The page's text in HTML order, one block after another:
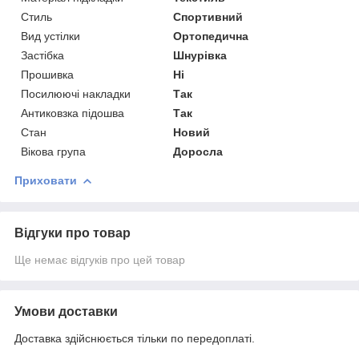
Стиль
Спортивний
Вид устілки
Ортопедична
Застібка
Шнурівка
Прошивка
Ні
Посилюючі накладки
Так
Антиковзка підошва
Так
Стан
Новий
Вікова група
Доросла
Приховати
Відгуки про товар
Ще немає відгуків про цей товар
Умови доставки
Доставка здійснюється тільки по передоплаті.